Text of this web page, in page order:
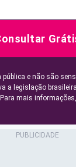
e não são
a legislação
mais informações,